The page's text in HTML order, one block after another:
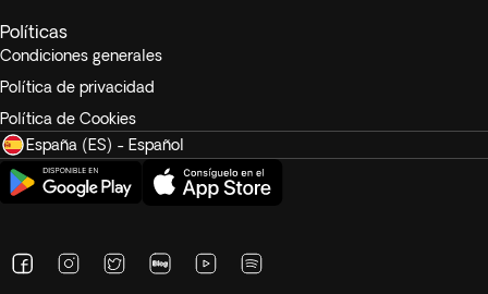
Políticas
Condiciones generales
Política de privacidad
Política de Cookies
España (ES) - Español